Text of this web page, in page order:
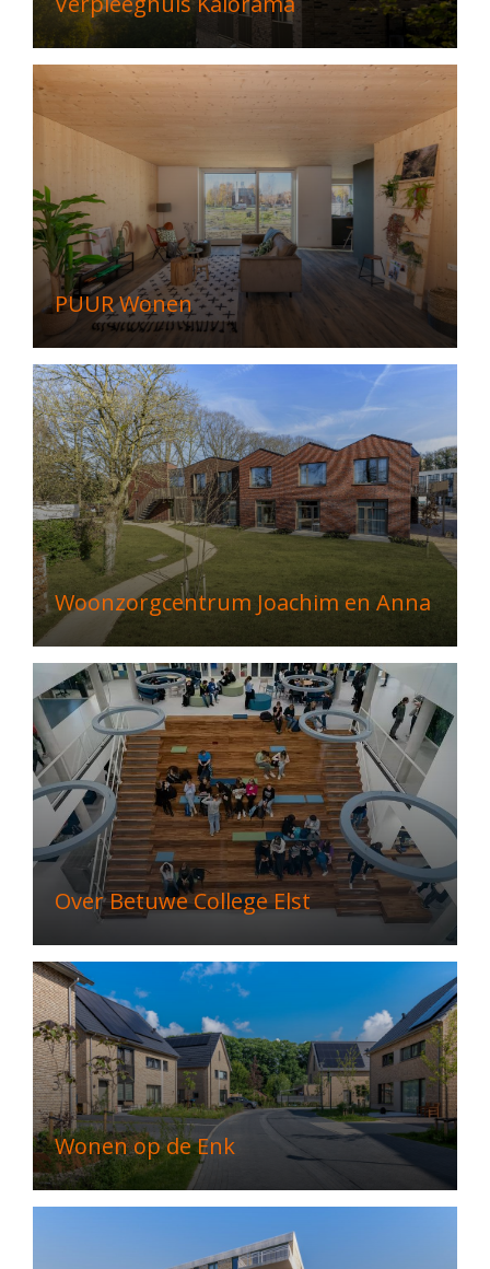
PUUR Wonen
Woonzorgcentrum Joachim en Anna
Over Betuwe College Elst
Wonen op de Enk